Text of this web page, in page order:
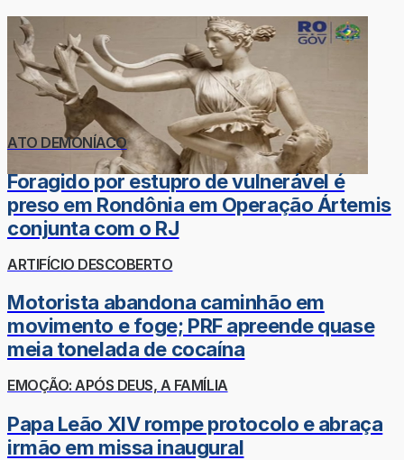
ATO DEMONÍACO
Foragido por estupro de vulnerável é
preso em Rondônia em Operação Ártemis
conjunta com o RJ
ARTIFÍCIO DESCOBERTO
Motorista abandona caminhão em
movimento e foge; PRF apreende quase
meia tonelada de cocaína
EMOÇÃO: APÓS DEUS, A FAMÍLIA
Papa Leão XIV rompe protocolo e abraça
irmão em missa inaugural